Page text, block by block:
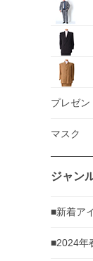
プレゼン
マスク
ジャン
■新着ア
■2024年